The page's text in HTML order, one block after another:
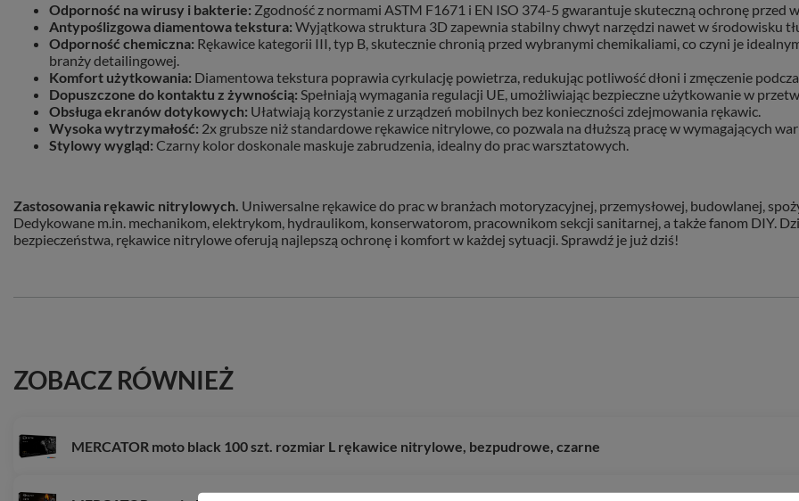
Odporność na wirusy i bakterie: Zgodność z normami ASTM F1671 i EN ISO 374-5 gwarantuje skuteczną ochronę przed
Antypoślizgowa diamentowa tekstura: Wyjątkowa struktura 3D zapewnia stabilny chwyt narzędzi nawet w środowisku
Odporność chemiczna: Rękawice kategorii III, typ B, skutecznie chronią przed wybranymi chemikaliami, co czyni je
branży detailingowej.
Komfort użytkowania: Diamentowa tekstura poprawia cyrkulację powietrza, redukując potliwość dłoni i zmęczenie
Dopuszczone do kontaktu z żywnością: Spełniają wymagania regulacji UE, umożliwiając bezpieczne użytkowanie w
Obsługa ekranów dotykowych: Ułatwiają korzystanie z urządzeń mobilnych bez konieczności zdejmowania rękawic.
Wysoka wytrzymałość: 2x grubsze niż standardowe rękawice nitrylowe, co pozwala na dłuższą pracę w wymagających
Stylowy wygląd: Czarny kolor doskonale maskuje zabrudzenia, idealny do prac warsztatowych.
Zastosowania rękawic nitrylowych. Uniwersalne rękawice do prac w branżach motoryzacyjnej, przemysłowej, budowlanej,
Dedykowane m.in. mechanikom, elektrykom, hydraulikom, konserwatorom, pracownikom sekcji sanitarnej, a także fanom DIY.
bezpieczeństwa, rękawice nitrylowe oferują najlepszą ochronę i komfort w każdej sytuacji. Sprawdź je już dziś!
ZOBACZ RÓWNIEŻ
MERCATOR moto black 100 szt. rozmiar L rękawice nitrylowe, bezpudrowe, czarne